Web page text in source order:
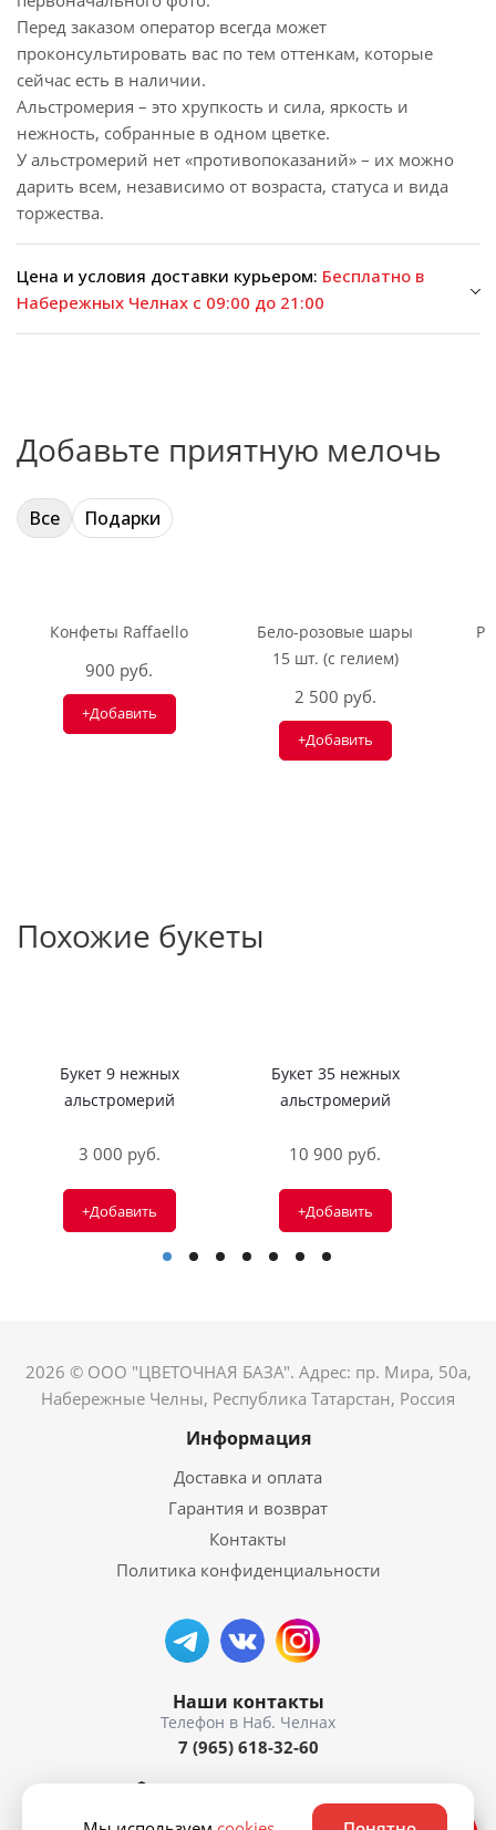
Перед заказом оператор всегда может
проконсультировать вас по тем оттенкам, которые
сейчас есть в наличии.
Альстромерия – это хрупкость и сила, яркость и
нежность, собранные в одном цветке.
У альстромерий нет «противопоказаний» – их можно
дарить всем, независимо от возраста, статуса и вида
торжества.
Цена и условия доставки курьером: Бесплатно в
Набережных Челнах с 09:00 до 21:00
Добавьте приятную мелочь
Все Подарки
Конфеты Raffaello
900 руб.
+Добавить
Бело-розовые шары
15 шт. (с гелием)
2 500 руб.
+Добавить
Похожие букеты
Букет 9 нежных
альстромерий
3 000 руб.
+Добавить
Букет 35 нежных
альстромерий
10 900 руб.
+Добавить
2026 © ООО "ЦВЕТОЧНАЯ БАЗА". Адрес: пр. Мира, 50а,
Набережные Челны, Республика Татарстан, Россия
Информация
Доставка и оплата
Гарантия и возврат
Контакты
Политика конфиденциальности
Наши контакты
7 (965) 618-32-60